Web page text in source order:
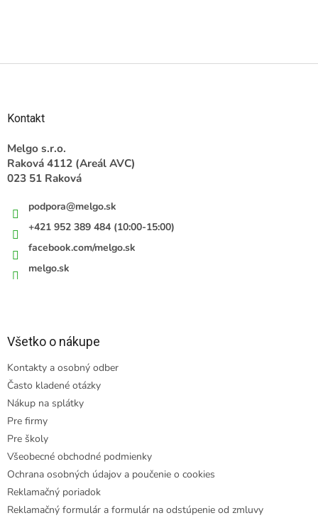
Kontakt
Melgo s.r.o.
Raková 4112 (Areál AVC)
023 51 Raková
podpora@melgo.sk
+421 952 389 484 (10:00-15:00)
facebook.com/melgo.sk
melgo.sk
Všetko o nákupe
Kontakty a osobný odber
Často kladené otázky
Nákup na splátky
Pre firmy
Pre školy
Všeobecné obchodné podmienky
Ochrana osobných údajov a poučenie o cookies
Reklamačný poriadok
Reklamačný formulár a formulár na odstúpenie od zmluvy